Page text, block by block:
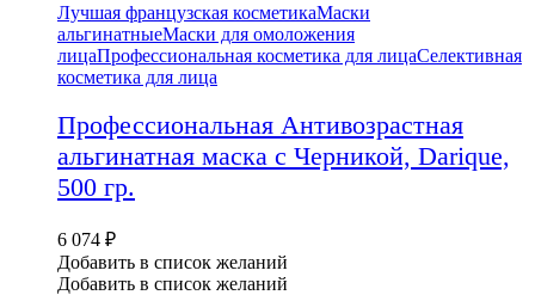
Лучшая французская косметикаМаски
альгинатныеМаски для омоложения
лицаПрофессиональная косметика для лицаСелективная
косметика для лица
Профессиональная Антивозрастная
альгинатная маска с Черникой, Darique,
500 гр.
6 074 ₽
Добавить в список желаний
Добавить в список желаний